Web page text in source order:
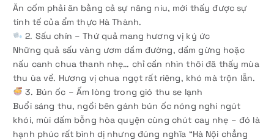
Ăn cốm phải ăn bằng cả sự nâng niu, mới thấy được sự
tinh tế của ẩm thực Hà Thành.
2. Sấu chín – Thứ quả mang hương vị ký ức
Những quả sấu vàng ươm dầm đường, dầm gừng hoặc
nấu canh chua thanh nhẹ… chỉ cần nhìn thôi đã thấy mùa
thu ùa về. Hương vị chua ngọt rất riêng, khó mà trộn lẫn.
3. Bún ốc – Ấm lòng trong gió thu se lạnh
Buổi sáng thu, ngồi bên gánh bún ốc nóng nghi ngút
khói, mùi dấm bỗng hòa quyện cùng chút cay nhẹ – đó là
hạnh phúc rất bình dị nhưng đúng nghĩa “Hà Nội chẳng